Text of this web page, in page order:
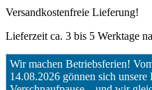
Versandkostenfreie Lieferung!
Lieferzeit ca. 3 bis 5 Werktage
Wir machen Betriebsferien!
14.08.2026 gönnen sich